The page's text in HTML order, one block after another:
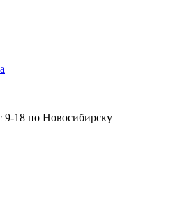
9-18 по Новосибирску